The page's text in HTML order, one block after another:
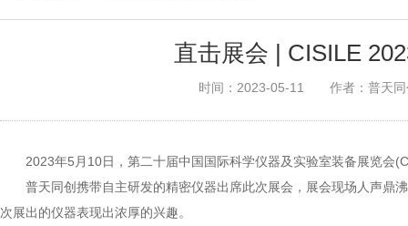
直击展会 | CISILE
时间：2023-05-11 作者：普天
2023年5月10日，第二十届中国国际科学仪器及实验室装备展览会
普天同创携带自主研发的精密仪器出席此次展会，展会现场人声鼎
次展出的仪器表现出浓厚的兴趣。